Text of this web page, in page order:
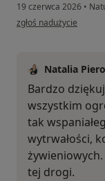
19 czerwca 2026 •
w opinii użytkownika
zgłoś nadużycie
Natalia
Bardzo
wszystkim
tak
wytrwałości,
żywieniowych.
tej drogi.